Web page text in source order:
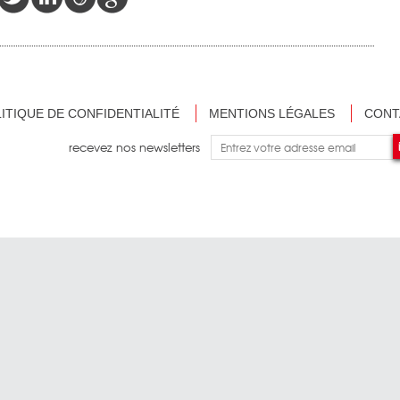
DE CONFIDENTIALITÉ MENTIONS LÉGALES
recevez nos newsletters